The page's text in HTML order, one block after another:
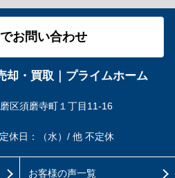
お問い合わせ
却・買取｜プライムホーム
区須磨寺町１丁目11-16
定休日：（水）/ 他 不定休
お客様の声一覧